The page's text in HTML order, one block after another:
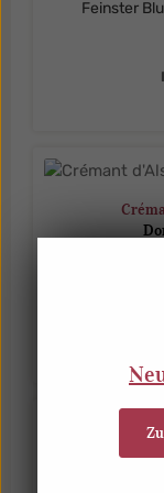
Feinster